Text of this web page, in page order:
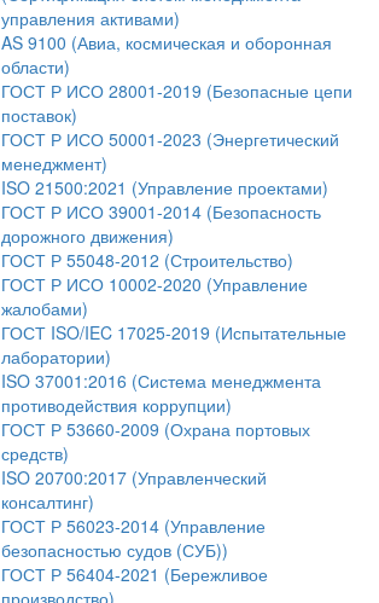
управления активами)
AS 9100 (Авиа, космическая и оборонная
области)
ГОСТ Р ИСО 28001-2019 (Безопасные цепи
поставок)
ГОСТ Р ИСО 50001-2023 (Энергетический
менеджмент)
ISO 21500:2021 (Управление проектами)
ГОСТ Р ИСО 39001-2014 (Безопасность
дорожного движения)
ГОСТ Р 55048-2012 (Строительство)
ГОСТ Р ИСО 10002-2020 (Управление
жалобами)
ГОСТ ISO/IEC 17025-2019 (Испытательные
лаборатории)
ISO 37001:2016 (Система менеджмента
противодействия коррупции)
ГОСТ Р 53660-2009 (Охрана портовых
средств)
ISO 20700:2017 (Управленческий
консалтинг)
ГОСТ Р 56023-2014 (Управление
безопасностью судов (СУБ))
ГОСТ Р 56404-2021 (Бережливое
производство)